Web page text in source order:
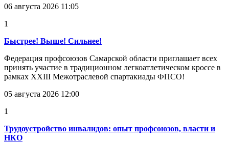
06 августа 2026 11:05
1
Быстрее! Выше! Сильнее!
Федерация профсоюзов Самарской области приглашает всех
принять участие в традиционном легкоатлетическом кроссе в
рамках XXIII Межотраслевой спартакиады ФПСО!
05 августа 2026 12:00
1
Трудоустройство инвалидов: опыт профсоюзов, власти и
НКО